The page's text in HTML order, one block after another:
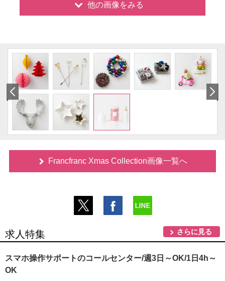
他の画像をみる
Francfranc Xmas Collection画像一覧へ
求人特集 さらに見る
スマホ操作サポートのコールセンター/週3日～OK/1日4h～
OK